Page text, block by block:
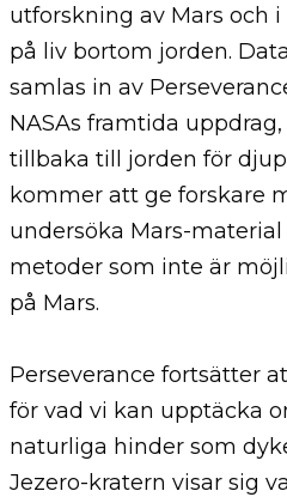
utforskning av Mars och
på liv bortom jorden.
samlas in av
NASAs framtida
tillbaka till jorden för
kommer att ge forskare
undersöka Mars-
metoder som inte är
på Mars.
Perseverance fortsätter
för vad vi kan upptäcka
naturliga hinder som
Jezero-kratern visar sig